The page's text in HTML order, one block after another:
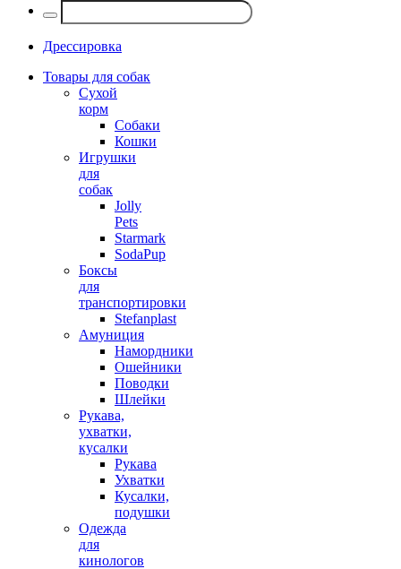
Дрессировка
Товары для собак
Сухой
корм
Собаки
Кошки
Игрушки
для
собак
Jolly
Pets
Starmark
SodaPup
Боксы
для
транспортировки
Stefanplast
Амуниция
Намордники
Ошейники
Поводки
Шлейки
Рукава,
ухватки,
кусалки
Рукава
Ухватки
Кусалки,
подушки
Одежда
для
кинологов